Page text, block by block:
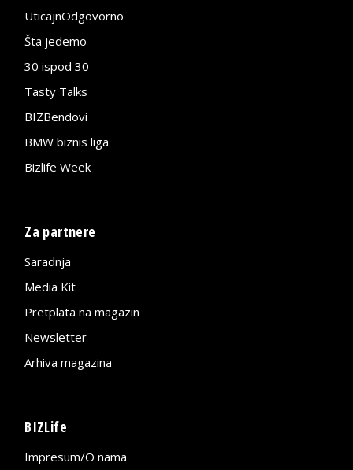
UticajnOdgovorno
Šta jedemo
30 ispod 30
Tasty Talks
BIZBendovi
BMW biznis liga
Bizlife Week
Za partnere
Saradnja
Media Kit
Pretplata na magazin
Newsletter
Arhiva magazina
BIZLife
Impresum/O nama